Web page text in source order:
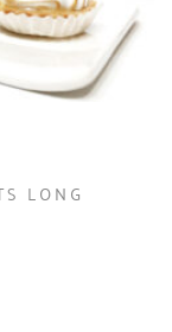
LONG